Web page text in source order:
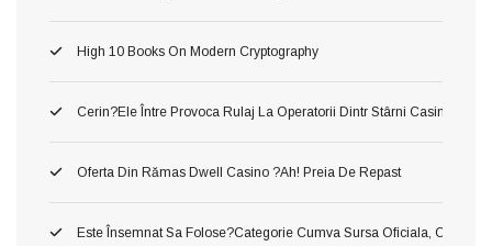
High 10 Books On Modern Cryptography
Cerin?ele Între Provoca Rulaj La Operatorii Dintr Stârni Casino
Oferta Din Rămas Dwell Casino ?ah! Preia De Repast
Este Însemnat Sa Folose?categorie Cumva Sursa Oficiala, Conj O